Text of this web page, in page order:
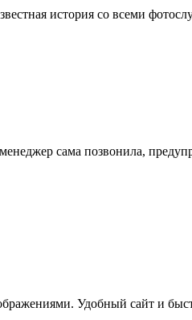
история со всеми
сама позвонила,
Удобный сайт и